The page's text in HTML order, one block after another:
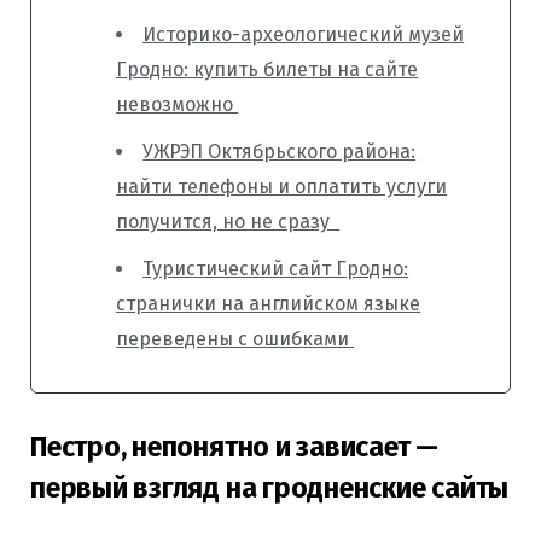
Историко-археологический музей
Гродно: купить билеты на сайте
невозможно
УЖРЭП Октябрьского района:
найти телефоны и оплатить услуги
получится, но не сразу
Туристический сайт Гродно:
странички на английском языке
переведены с ошибками
Пестро, непонятно и зависает —
первый взгляд на гродненские сайты